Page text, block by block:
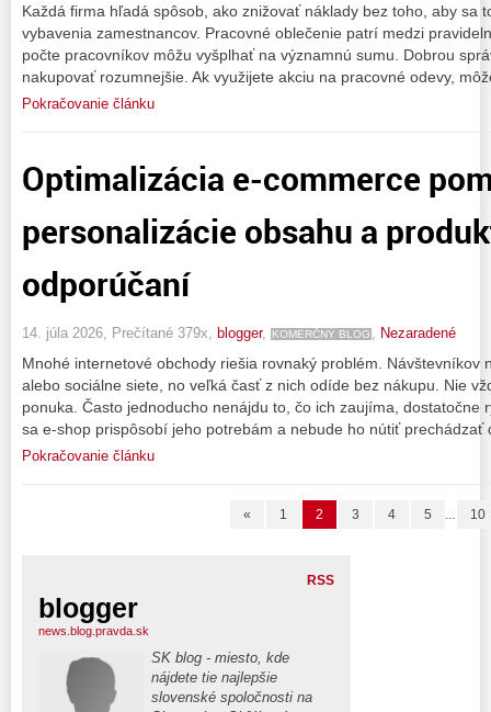
Každá firma hľadá spôsob, ako znižovať náklady bez toho, aby sa
vybavenia zamestnancov. Pracovné oblečenie patrí medzi
počte pracovníkov môžu vyšplhať na významnú sumu. Dobrou
nakupovať rozumnejšie. Ak využijete akciu na pracovné odevy,
Pokračovanie článku
Optimalizácia e-commerce
personalizácie obsahu a
odporúčaní
14. júla 2026, Prečítané 379x, blogger, KOMERČNÝ BLOG , Nezaradené
Mnohé internetové obchody riešia rovnaký problém. Návštevníkov
alebo sociálne siete, no veľká časť z nich odíde bez nákupu. Nie
ponuka. Často jednoducho nenájdu to, čo ich zaujíma, dostatočne
sa e-shop prispôsobí jeho potrebám a nebude ho nútiť
Pokračovanie článku
« 1 2 3 4 5 ... 10
RSS
blogger
news.blog.pravda.sk
SK blog - miesto, kde
nájdete tie najlepšie
slovenské spoločnosti na